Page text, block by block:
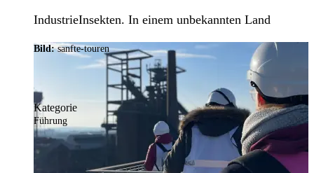
IndustrieInsekten. In einem unbekannten Land
Bild:sanfte-touren
Kategorie
Führung